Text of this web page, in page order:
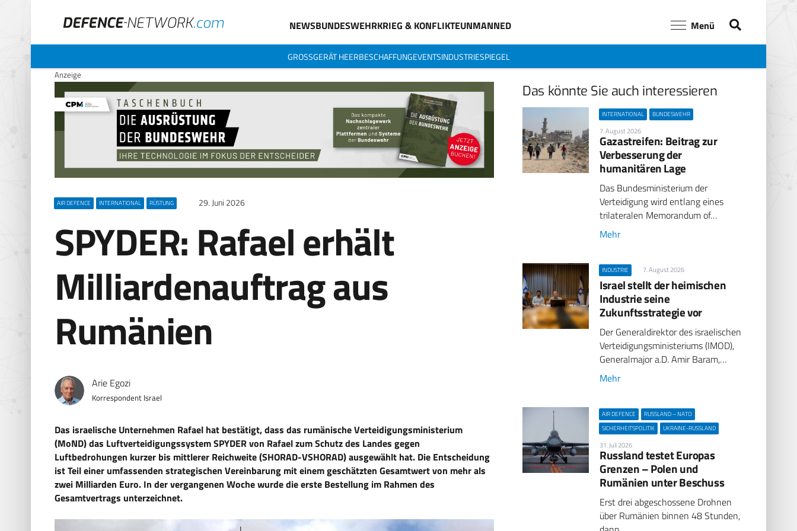
NEWSBUNDESWEHRKRIEG & KONFLIKTEUNMANNED Menü
GROSSGERÄT HEERBESCHAFFUNGEVENTSINDUSTRIESPIEGEL
Anzeige
AIR DEFENCE INTERNATIONAL RÜSTUNG 29. Juni 2026
SPYDER: Rafael erhält
Milliardenauftrag aus
Rumänien
Arie Egozi
Korrespondent Israel
Das israelische Unternehmen Rafael hat bestätigt, dass das rumänische Verteidigungsministerium
(MoND) das Luftverteidigungssystem SPYDER von Rafael zum Schutz des Landes gegen
Luftbedrohungen kurzer bis mittlerer Reichweite (SHORAD-VSHORAD) ausgewählt hat. Die Entscheidung
ist Teil einer umfassenden strategischen Vereinbarung mit einem geschätzten Gesamtwert von mehr als
zwei Milliarden Euro. In der vergangenen Woche wurde die erste Bestellung im Rahmen des
Gesamtvertrags unterzeichnet.
Das könnte Sie auch interessieren
INTERNATIONAL BUNDESWEHR
7. August 2026
Gazastreifen: Beitrag zur
Verbesserung der
humanitären Lage
Das Bundesministerium der
Verteidigung wird entlang eines
trilateralen Memorandum of…
Mehr
INDUSTRIE 7. August 2026
Israel stellt der heimischen
Industrie seine
Zukunftsstrategie vor
Der Generaldirektor des israelischen
Verteidigungsministeriums (IMOD),
Generalmajor a.D. Amir Baram,…
Mehr
AIR DEFENCE
RUSSLAND – NATO
SICHERHEITSPOLITIK
UKRAINE-RUSSLAND
31. Juli 2026
Russland testet Europas
Grenzen – Polen und
Rumänien unter Beschuss
Erst drei abgeschossene Drohnen
über Rumänien binnen 48 Stunden,